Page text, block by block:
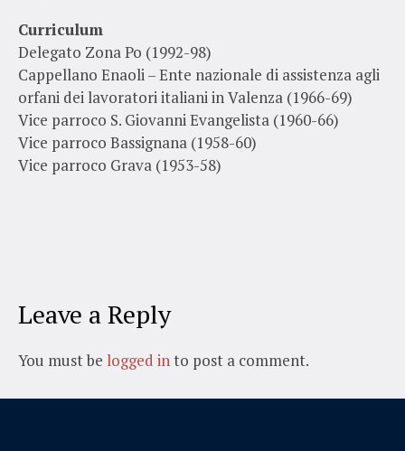
Curriculum
Delegato Zona Po (1992-98)
Cappellano Enaoli – Ente nazionale di assistenza agli
orfani dei lavoratori italiani in Valenza (1966-69)
Vice parroco S. Giovanni Evangelista (1960-66)
Vice parroco Bassignana (1958-60)
Vice parroco Grava (1953-58)
Leave a Reply
You must be logged into post a comment.